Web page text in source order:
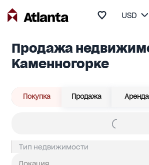
USD
Продажа
Каменногорке
Покупка Продажа Аренда